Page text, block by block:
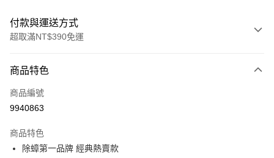
付款與運送方式
超取滿NT$390免運
POYA支付
信用卡一次付款
LINE Pay
商品特色
商品編號
9940863
商品特色
除蟑第一品牌 經典熱賣款